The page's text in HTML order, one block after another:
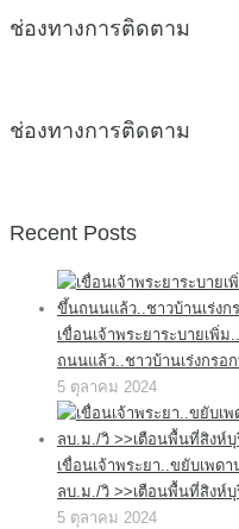
ช่องทางการติดตาม
ช่องทางการติดตาม
Recent Posts
เขื่อนเจ้าพระยาระบายเพิ่
ถนนแล้ว..ชาวบ้านเร่งกรอ
5 ตุลาคม 2024
เขื่อนเจ้าพระยา..ขยับเพด
ลบ.ม./วิ >>เตือนพื้นที่สิงห์
5 ตุลาคม 2024